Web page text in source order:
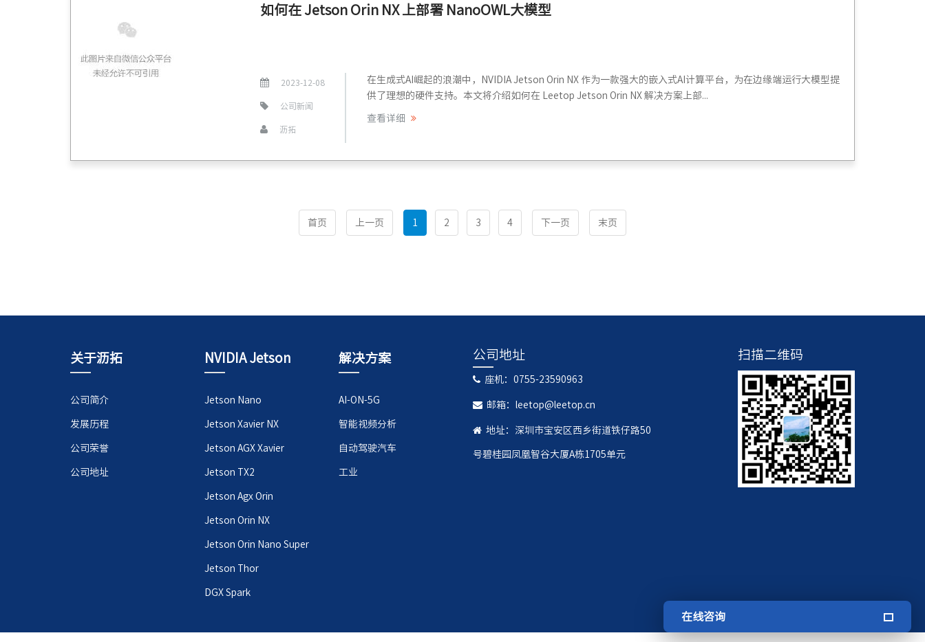
如何在 Jetson Orin NX 上部署 NanoOWL大模型
2023-12-08
公司新闻
沥拓
在生成式AI崛起的浪潮中，NVIDIA Jetson Orin NX 作为一款强大的嵌入式AI计算平台，为在边缘端运行大模型提
供了理想的硬件支持。本文将介绍如何在 Leetop Jetson Orin NX 解决方案上部...
查看详细
首页 上一页 1 2 3 4 下一页 末页
关于沥拓
公司简介
发展历程
公司荣誉
公司地址
NVIDIA Jetson
Jetson Nano
Jetson Xavier NX
Jetson AGX Xavier
Jetson TX2
Jetson Agx Orin
Jetson Orin NX
Jetson Orin Nano Super
Jetson Thor
DGX Spark
解决方案
AI-ON-5G
智能视频分析
自动驾驶汽车
工业
公司地址
座机：0755-23590963
邮箱：leetop@leetop.cn
地址：深圳市宝安区西乡街道铁仔路50
号碧桂园凤凰智谷大厦A栋1705单元
扫描二维码
在线咨询